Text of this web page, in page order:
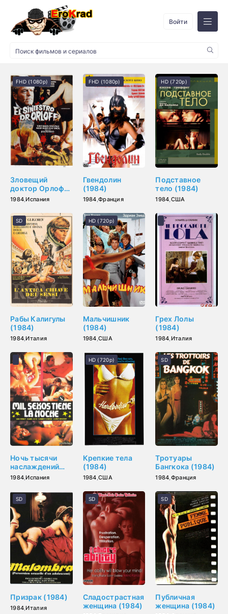
Войти
Зловещий
доктор Орлофф
(1984)
1984,Испания
FHD (1080p)
Гвендолин
(1984)
1984,Франция
FHD (1080p)
Подставное
тело (1984)
1984,США
HD (720p)
Рабы Калигулы
(1984)
1984,Италия
SD
Мальчишник
(1984)
1984,США
HD (720p)
Грех Лолы
(1984)
1984,Италия
Ночь тысячи
наслаждений
(1984)
1984,Испания
Крепкие тела
(1984)
1984,США
HD (720p)
Тротуары
Бангкока (1984)
1984,Франция
SD
Призрак (1984)
1984,Италия
SD
Сладострастная
женщина (1984)
SD
Публичная
женщина (1984)
SD